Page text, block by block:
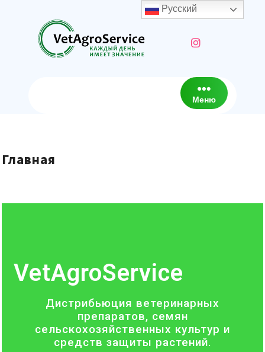
Меню
Главная
VetAgroService
Дистрибьюция ветеринарных
препаратов, семян
сельскохозяйственных культур и
средств защиты растений.
Русский